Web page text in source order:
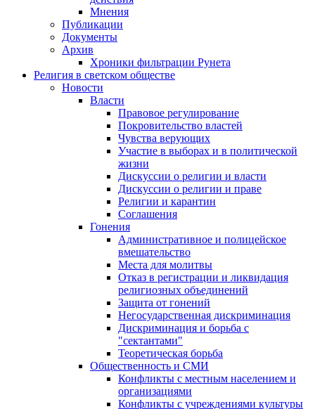
Мнения
Публикации
Документы
Архив
Хроники фильтрации Рунета
Религия в светском обществе
Новости
Власти
Правовое регулирование
Покровительство властей
Чувства верующих
Участие в выборах и в политической
жизни
Дискуссии о религии и власти
Дискуссии о религии и праве
Религии и карантин
Соглашения
Гонения
Административное и полицейское
вмешательство
Места для молитвы
Отказ в регистрации и ликвидация
религиозных объединений
Защита от гонений
Негосударственная дискриминация
Дискриминация и борьба с
"сектантами"
Теоретическая борьба
Общественность и СМИ
Конфликты с местным населением и
организациями
Конфликты с учреждениями культуры